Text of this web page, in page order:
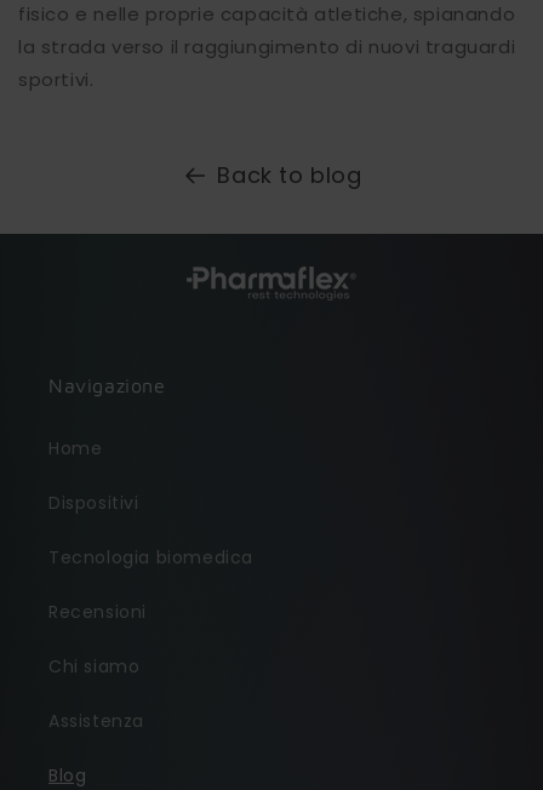
fisico e nelle proprie capacità atletiche, spianando
la strada verso il raggiungimento di nuovi traguardi
sportivi.
Back to blog
Navigazione
Home
Dispositivi
Tecnologia biomedica
Recensioni
Chi siamo
Assistenza
Blog